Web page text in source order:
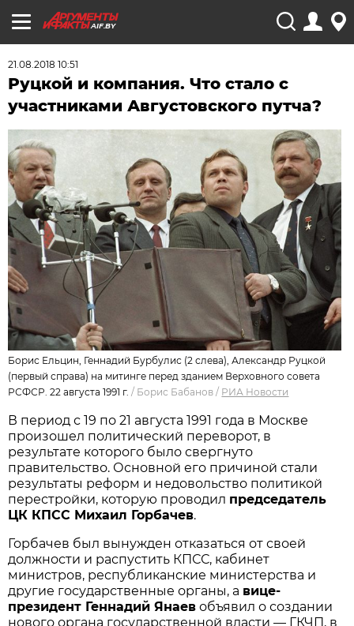
AIF.BY
21.08.2018 10:51
Руцкой и компания. Что стало с
участниками Августовского путча?
Борис Ельцин, Геннадий Бурбулис (2 слева), Александр Руцкой
(первый справа) на митинге перед зданием Верховного совета
РСФСР. 22 августа 1991 г. / Борис Бабанов / РИА Новости
В период с 19 по 21 августа 1991 года в Москве
произошел политический переворот, в
результате которого было свергнуто
правительство. Основной его причиной стали
результаты реформ и недовольство политикой
перестройки, которую проводил председатель
ЦК КПСС Михаил Горбачев.
Горбачев был вынужден отказаться от своей
должности и распустить КПСС, кабинет
министров, республиканские министерства и
другие государственные органы, а вице-
президент Геннадий Янаев объявил о создании
нового органа государственной власти — ГКЧП, в